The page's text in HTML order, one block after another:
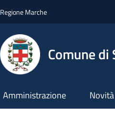
Regione Marche
Comune
Amministrazione Novità